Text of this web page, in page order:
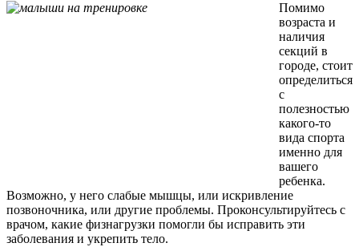
Помимо
возраста и
наличия
секций в
городе, стоит
определиться
с
полезностью
какого-то
вида спорта
именно для
вашего
ребенка.
Возможно, у него слабые мышцы, или искривление
позвоночника, или другие проблемы. Проконсультируйтесь с
врачом, какие физнагрузки помогли бы исправить эти
заболевания и укрепить тело.